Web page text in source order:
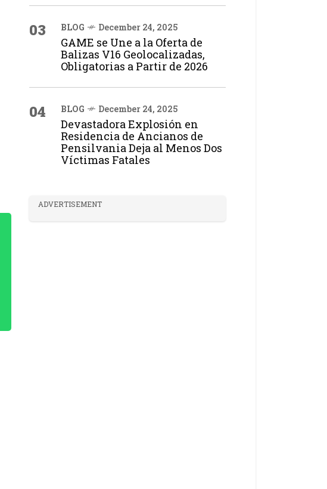
03 BLOG December 24, 2025
GAME se Une a la Oferta de
Balizas V16 Geolocalizadas,
Obligatorias a Partir de 2026
04 BLOG December 24, 2025
Devastadora Explosión en
Residencia de Ancianos de
Pensilvania Deja al Menos Dos
Víctimas Fatales
ADVERTISEMENT